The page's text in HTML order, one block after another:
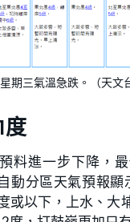
期三氣溫急跌。（天文
度
料進一步下降，
動分區天氣預報顯
或以下，上水、大